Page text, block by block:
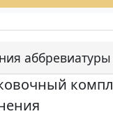
аббревиатуры